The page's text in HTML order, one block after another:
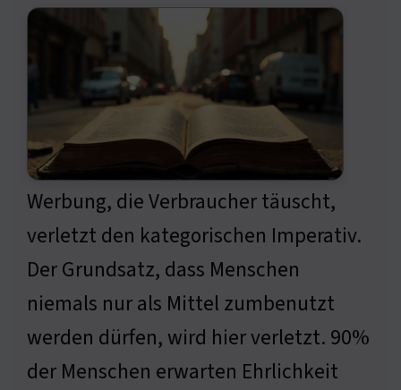
Werbung, die Verbraucher täuscht,
verletzt den kategorischen Imperativ.
Der Grundsatz, dass Menschen
niemals nur als Mittel zumbenutzt
werden dürfen, wird hier verletzt. 90%
der Menschen erwarten Ehrlichkeit